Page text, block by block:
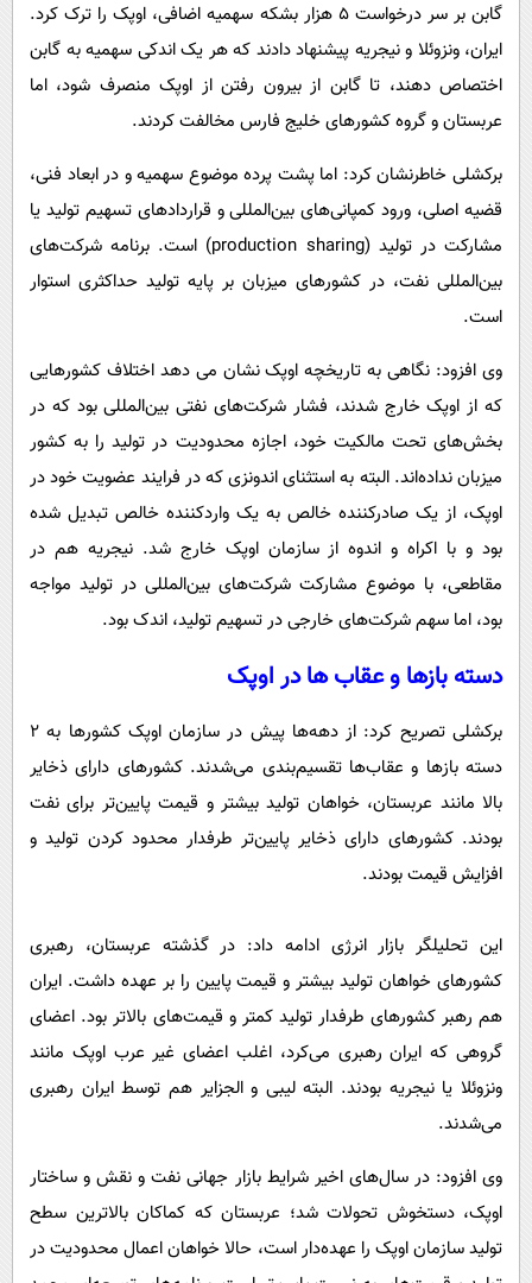
گابن بر سر درخواست ۵ هزار بشکه سهمیه اضافی، اوپک را ترک کرد.
ایران، ونزوئلا و نیجریه پیشنهاد دادند که هر یک اندکی سهمیه به گابن
اختصاص دهند، تا گابن از بیرون رفتن از اوپک منصرف شود، اما
عربستان و گروه کشورهای خلیج فارس مخالفت کردند.
برکشلی خاطرنشان کرد: اما پشت پرده موضوع سهمیه و در ابعاد فنی،
قضیه اصلی، ورود کمپانی‌های بین‌المللی و قراردادهای تسهیم تولید یا
مشارکت در تولید (production sharing) است. برنامه شرکت‌های
بین‌المللی نفت، در کشورهای میزبان بر پایه تولید حداکثری استوار
است.
وی افزود: نگاهی به تاریخچه اوپک نشان می دهد اختلاف کشورهایی
که از اوپک خارج شدند، فشار شرکت‌های نفتی بین‌المللی بود که در
بخش‌های تحت مالکیت خود، اجازه محدودیت در تولید را به کشور
میزبان نداده‌اند. البته به استثنای اندونزی که در فرایند عضویت خود در
اوپک، از یک صادرکننده خالص به یک واردکننده خالص تبدیل شده
بود و با اکراه و اندوه از سازمان اوپک خارج شد. نیجریه هم در
مقاطعی، با موضوع مشارکت شرکت‌های بین‌المللی در تولید مواجه
بود، اما سهم شرکت‌های خارجی در تسهیم تولید، اندک بود.
دسته بازها و عقاب ها در اوپک
برکشلی تصریح کرد: از دهه‌ها پیش در سازمان اوپک کشورها به ۲
دسته بازها و عقاب‌ها تقسیم‌بندی می‌شدند. کشورهای دارای ذخایر
بالا مانند عربستان، خواهان تولید بیشتر و قیمت پایین‌تر برای نفت
بودند. کشورهای دارای ذخایر پایین‌تر طرفدار محدود کردن تولید و
افزایش قیمت بودند.
این تحلیلگر بازار انرژی ادامه داد: در گذشته عربستان، رهبری
کشورهای خواهان تولید بیشتر و قیمت پایین را بر عهده داشت. ایران
هم رهبر کشورهای طرفدار تولید کمتر و قیمت‌های بالاتر بود. اعضای
گروهی که ایران رهبری می‌کرد، اغلب اعضای غیر عرب اوپک مانند
ونزوئلا یا نیجریه بودند. البته لیبی و الجزایر هم توسط ایران رهبری
می‌شدند.
وی افزود: در سال‌های اخیر شرایط بازار جهانی نفت و نقش و ساختار
اوپک، دستخوش تحولات شد؛ عربستان که کماکان بالاترین سطح
تولید سازمان اوپک را عهده‌دار است، حالا خواهان اعمال محدودیت در